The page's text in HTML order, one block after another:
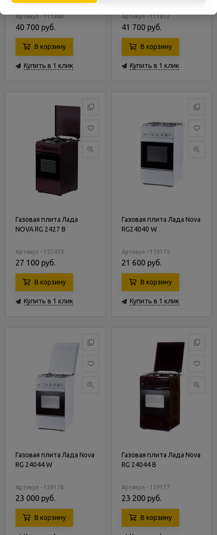
Артикул - 111840
40 700 руб.
В корзину
Купить в 1 клик
Артикул - 111872
41 700 руб.
В корзину
Купить в 1 клик
Газовая плита Лада
NOVA RG 2427 B
Артикул - 155459
27 100 руб.
В корзину
Купить в 1 клик
Газовая плита Лада Nova
RG24040 W
Артикул - 159175
21 600 руб.
В корзину
Купить в 1 клик
Газовая плита Лада Nova
RG 24044 W
Артикул - 159176
23 000 руб.
В корзину
Газовая плита Лада Nova
RG 24044 B
Артикул - 159177
23 200 руб.
В корзину